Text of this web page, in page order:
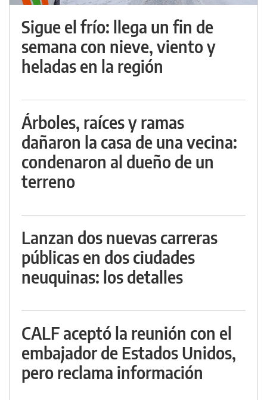
Sigue el frío: llega un fin de
semana con nieve, viento y
heladas en la región
Árboles, raíces y ramas
dañaron la casa de una vecina:
condenaron al dueño de un
terreno
Lanzan dos nuevas carreras
públicas en dos ciudades
neuquinas: los detalles
CALF aceptó la reunión con el
embajador de Estados Unidos,
pero reclama información